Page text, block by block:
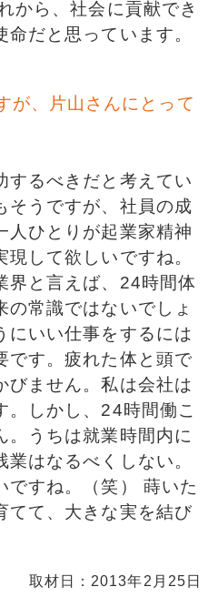
から、社会に貢献でき
だと思っています。
が、片山さんにとって
するべきだと考えてい
そうですが、社員の成
人ひとりが起業家精神
して欲しいですね。
界と言えば、24時間体
常識ではないでしょ
にいい仕事をするには
です。疲れた体と頭で
びません。私は会社は
。しかし、24時間働こ
。うちは就業時間内に
はなるべくしない。
ですね。（笑） 蒔いた
てて、大きな実を結び
取材日：2013年2月25日